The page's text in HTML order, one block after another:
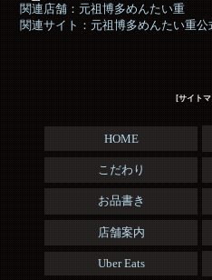
関連店舗：元祖博多めんたい重
関連サイト：元祖博多めんたい重公
[サイト
HOME
こだわり
お品書き
店舗案内
Uber Eats